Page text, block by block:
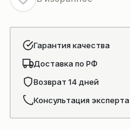
Гарантия качества
Доставка по РФ
Возврат 14 дней
Консультация эксперта